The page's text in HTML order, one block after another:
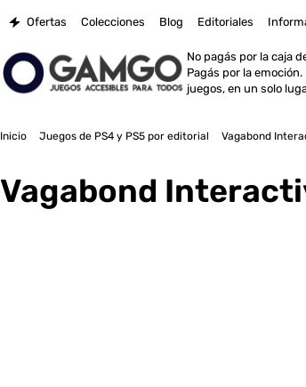
Ofertas Colecciones Blog Editoriales
No pagás por la caja
Pagás por la emoción.
juegos, en un solo
Inicio Juegos de PS4 y PS5 por editorial Vagabond
Vagabond